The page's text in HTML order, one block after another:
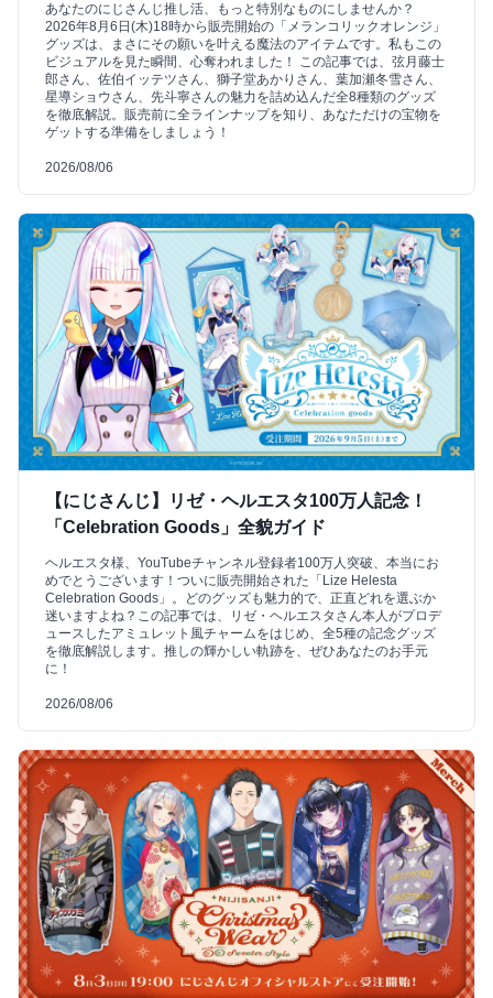
あなたのにじさんじ推し活、もっと特別なものにしませんか？
2026年8月6日(木)18時から販売開始の「メランコリックオレンジ」
グッズは、まさにその願いを叶える魔法のアイテムです。私もこの
ビジュアルを見た瞬間、心奪われました！ この記事では、弦月藤士
郎さん、佐伯イッテツさん、獅子堂あかりさん、葉加瀬冬雪さん、
星導ショウさん、先斗寧さんの魅力を詰め込んだ全8種類のグッズ
を徹底解説。販売前に全ラインナップを知り、あなただけの宝物を
ゲットする準備をしましょう！
2026/08/06
【にじさんじ】リゼ・ヘルエスタ100万人記念！
「Celebration Goods」全貌ガイド
ヘルエスタ様、YouTubeチャンネル登録者100万人突破、本当にお
めでとうございます！ついに販売開始された「Lize Helesta
Celebration Goods」。どのグッズも魅力的で、正直どれを選ぶか
迷いますよね？この記事では、リゼ・ヘルエスタさん本人がプロデ
ュースしたアミュレット風チャームをはじめ、全5種の記念グッズ
を徹底解説します。推しの輝かしい軌跡を、ぜひあなたのお手元
に！
2026/08/06